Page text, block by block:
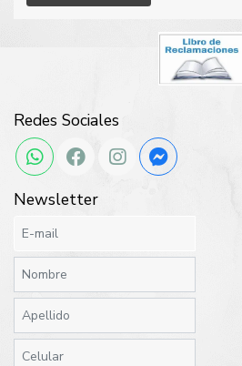
Redes Sociales
Newsletter